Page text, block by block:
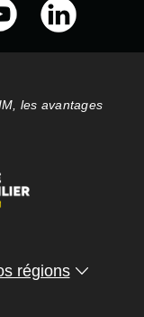
les avantages
régions